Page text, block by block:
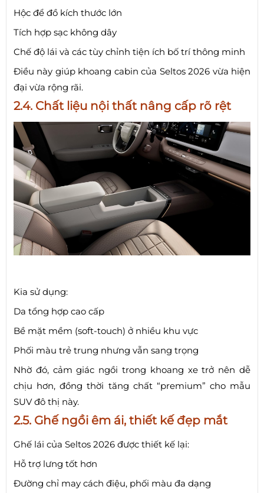
Hộc để đồ kích thước lớn
Tích hợp sạc không dây
Chế độ lái và các tùy chỉnh tiện ích bố trí thông minh
Điều này giúp khoang cabin của Seltos 2026 vừa hiện
đại vừa rộng rãi.
2.4. Chất liệu nội thất nâng cấp rõ rệt
Kia sử dụng:
Da tổng hợp cao cấp
Bề mặt mềm (soft-touch) ở nhiều khu vực
Phối màu trẻ trung nhưng vẫn sang trọng
Nhờ đó, cảm giác ngồi trong khoang xe trở nên dễ
chịu hơn, đồng thời tăng chất “premium” cho mẫu
SUV đô thị này.
2.5. Ghế ngồi êm ái, thiết kế đẹp mắt
Ghế lái của Seltos 2026 được thiết kế lại:
Hỗ trợ lưng tốt hơn
Đường chỉ may cách điệu, phối màu đa dạng